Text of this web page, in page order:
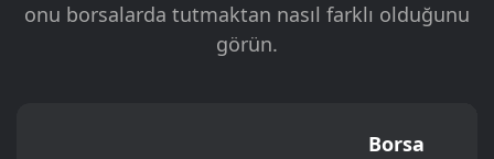
onu borsalarda tutmaktan nasıl farklı olduğunu
görün.
Borsa